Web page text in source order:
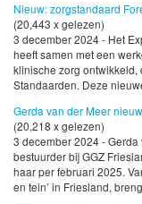
Nieuw: zorgstandaard
(20,443 x gelezen)
3 december 2024 - Het
heeft samen met een
klinische zorg
Standaarden. Deze
Gerda van der Meer
(20,218 x gelezen)
3 december 2024 -
bestuurder bij GGZ
haar per februari 2025.
en tein’ in Friesland,